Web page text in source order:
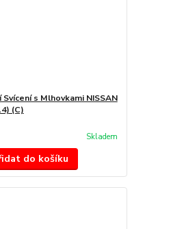
s Mlhovkami NISSAN
(C)
Skladem
do košíku